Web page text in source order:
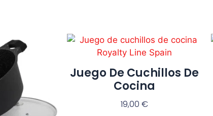
Juego De Cuchillos De
Cocina
19,00 €